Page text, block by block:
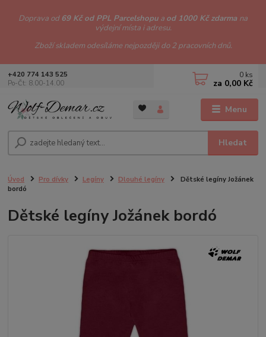
Doprava od69 Kč od PPL Parcelshopu a od 1000 Kč zdarma na
výdejní místa i adresu.
Zboží skladem odesíláme nejpozději do 2 pracovních dnů.
Menu
Hledat
+420 774 143 525
Po-Čt: 8.00-14.00
0 ks
za 0,00 Kč
Úvod Pro dívky Legíny Dlouhé legíny
Dětské legíny Jožánek
bordó
Dětské legíny Jožánek bordó